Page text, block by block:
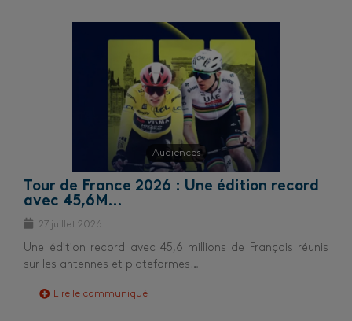
Audiences
Tour de France 2026 : Une édition record
avec 45,6M…
27 juillet 2026
Une édition record avec 45,6 millions de Français réunis
sur les antennes et plateformes…
Lire le communiqué